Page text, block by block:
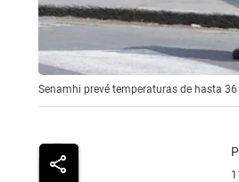
Senamhi prevé temperaturas de hasta